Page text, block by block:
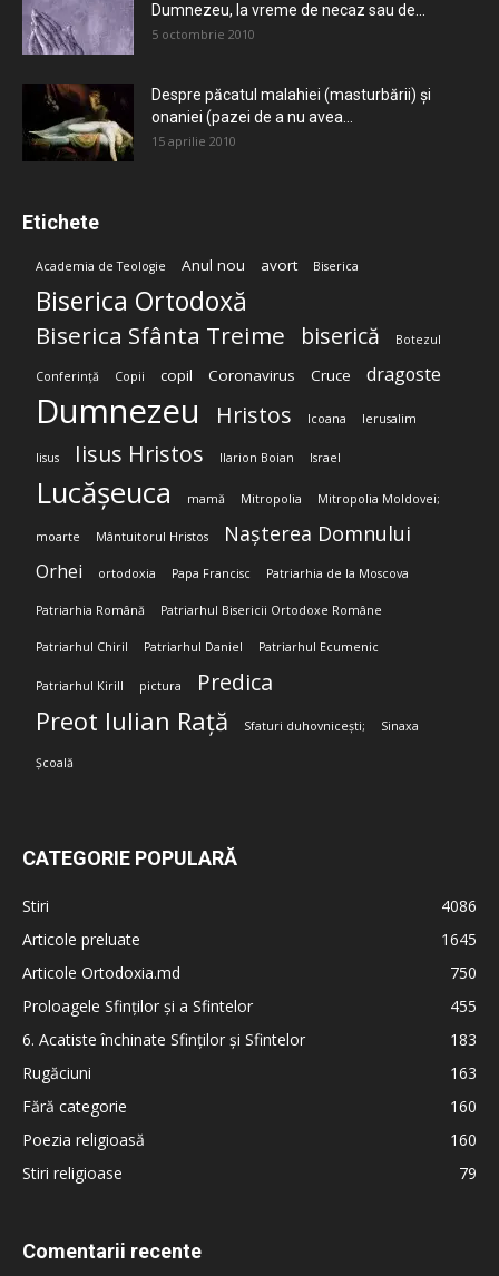
Dumnezeu, la vreme de necaz sau de...
5 octombrie 2010
Despre păcatul malahiei (masturbării) şi
onaniei (pazei de a nu avea...
15 aprilie 2010
Etichete
Academia de Teologie Anul nou avort Biserica
Biserica Ortodoxă
Biserica Sfânta Treime biserică Botezul
Conferință Copii copil Coronavirus Cruce dragoste
Dumnezeu Hristos Icoana Ierusalim
Iisus Iisus Hristos Ilarion Boian Israel
Lucășeuca mamă Mitropolia Mitropolia Moldovei;
moarte Mântuitorul Hristos Nașterea Domnului
Orhei ortodoxia Papa Francisc Patriarhia de la Moscova
Patriarhia Română Patriarhul Bisericii Ortodoxe Române
Patriarhul Chiril Patriarhul Daniel Patriarhul Ecumenic
Patriarhul Kirill pictura Predica
Preot Iulian Rață Sfaturi duhovnicești; Sinaxa
Școală
CATEGORIE POPULARĂ
Stiri
4086
Articole preluate
1645
Articole Ortodoxia.md
750
Proloagele Sfinților și a Sfintelor
455
6. Acatiste închinate Sfinților și Sfintelor
183
Rugăciuni
163
Fără categorie
160
Poezia religioasă
160
Stiri religioase
79
Comentarii recente